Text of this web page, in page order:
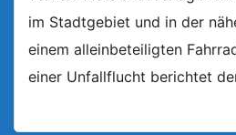
im Stadtgebiet und in der
einem alleinbeteiligten
einer Unfallflucht berichtet